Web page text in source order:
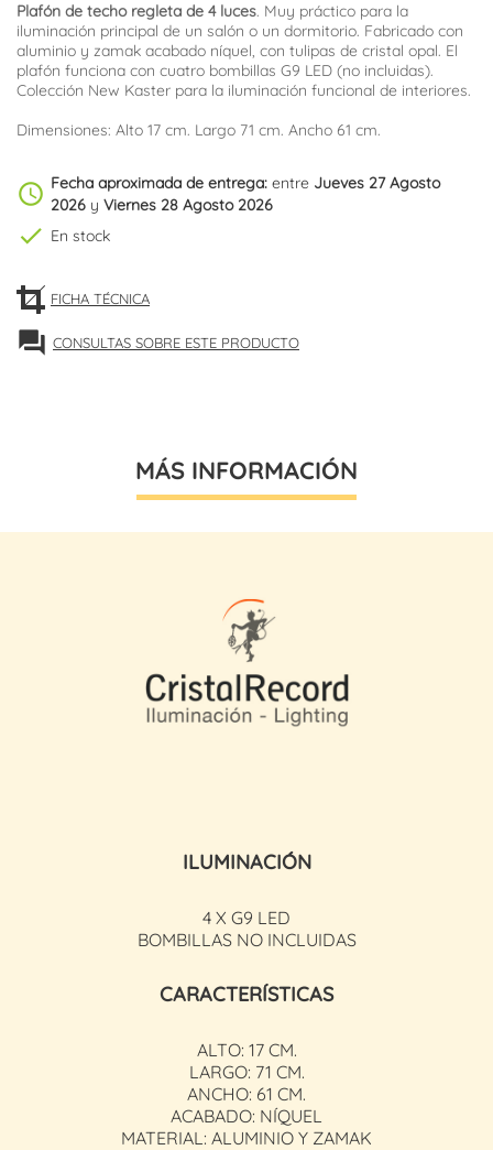
Plafón de techo regleta de 4 luces. Muy práctico para la
iluminación principal de un salón o un dormitorio. Fabricado con
aluminio y zamak acabado níquel, con tulipas de cristal opal. El
plafón funciona con cuatro bombillas G9 LED (no incluidas).
Colección New Kaster para la iluminación funcional de interiores.
Dimensiones: Alto 17 cm. Largo 71 cm. Ancho 61 cm.
schedule Fecha aproximada de entrega: entre Jueves 27 Agosto
2026 y Viernes 28 Agosto 2026
check En stock
FICHA TÉCNICA
forum CONSULTAS SOBRE ESTE PRODUCTO
MÁS INFORMACIÓN
ILUMINACIÓN
4 X G9 LED
BOMBILLAS NO INCLUIDAS
CARACTERÍSTICAS
ALTO: 17 CM.
LARGO: 71 CM.
ANCHO: 61 CM.
ACABADO: NÍQUEL
MATERIAL: ALUMINIO Y ZAMAK